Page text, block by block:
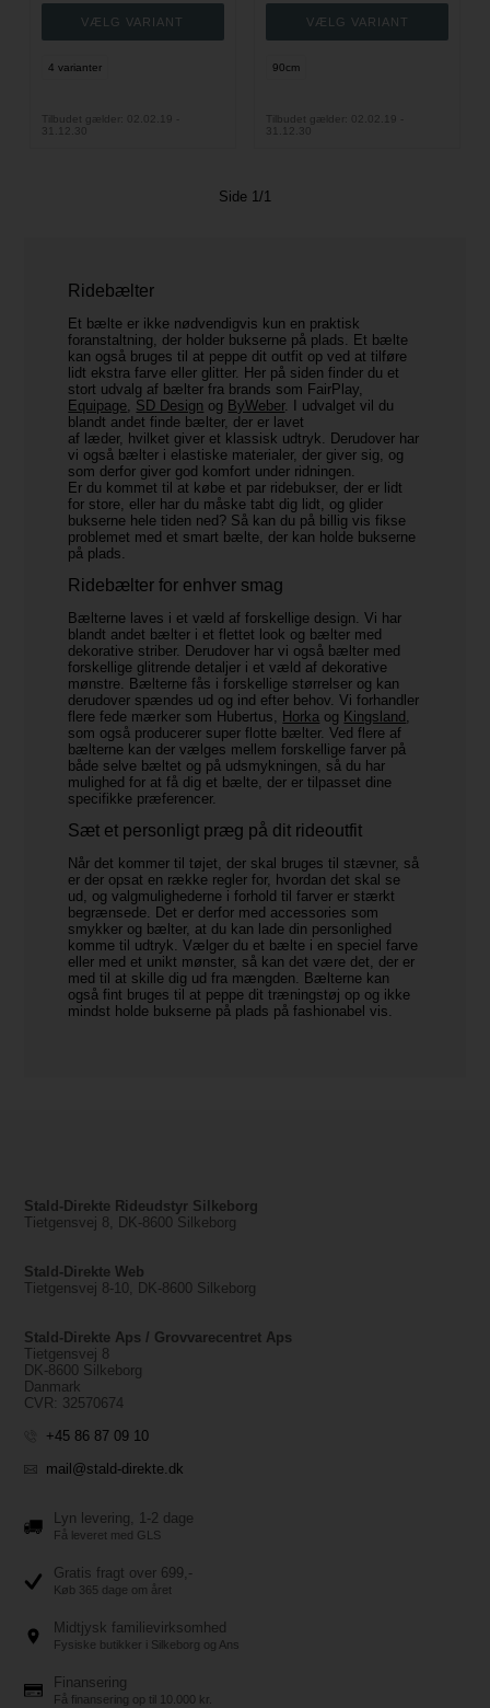
4 varianter
Tilbudet gælder: 02.02.19 -
31.12.30
90cm
Tilbudet gælder: 02.02.19 -
31.12.30
Side 1/1
Ridebælter
Et bælte er ikke nødvendigvis kun en praktisk
foranstaltning, der holder bukserne på plads. Et bælte
kan også bruges til at peppe dit outfit op ved at tilføre
lidt ekstra farve eller glitter. Her på siden finder du et
stort udvalg af bælter fra brands som FairPlay,
Equipage, SD Design og ByWeber. I udvalget vil du
blandt andet finde bælter, der er lavet
af læder, hvilket giver et klassisk udtryk. Derudover har
vi også bælter i elastiske materialer, der giver sig, og
som derfor giver god komfort under ridningen.
Er du kommet til at købe et par ridebukser, der er lidt
for store, eller har du måske tabt dig lidt, og glider
bukserne hele tiden ned? Så kan du på billig vis fikse
problemet med et smart bælte, der kan holde bukserne
på plads.
Ridebælter for enhver smag
Bælterne laves i et væld af forskellige design. Vi har
blandt andet bælter i et flettet look og bælter med
dekorative striber. Derudover har vi også bælter med
forskellige glitrende detaljer i et væld af dekorative
mønstre. Bælterne fås i forskellige størrelser og kan
derudover spændes ud og ind efter behov. Vi forhandler
flere fede mærker som Hubertus, Horka og Kingsland ,
som også producerer super flotte bælter. Ved flere af
bælterne kan der vælges mellem forskellige farver på
både selve bæltet og på udsmykningen, så du har
mulighed for at få dig et bælte, der er tilpasset dine
specifikke præferencer.
Sæt et personligt præg på dit rideoutfit
Når det kommer til tøjet, der skal bruges til stævner, så
er der opsat en række regler for, hvordan det skal se
ud, og valgmulighederne i forhold til farver er stærkt
begrænsede. Det er derfor med accessories som
smykker og bælter, at du kan lade din personlighed
komme til udtryk. Vælger du et bælte i en speciel farve
eller med et unikt mønster, så kan det være det, der er
med til at skille dig ud fra mængden. Bælterne kan
også fint bruges til at peppe dit træningstøj op og ikke
mindst holde bukserne på plads på fashionabel vis.
Stald-Direkte Rideudstyr Silkeborg
Tietgensvej 8, DK-8600 Silkeborg
Stald-Direkte Web
Tietgensvej 8-10, DK-8600 Silkeborg
Stald-Direkte Aps / Grovvarecentret Aps
Tietgensvej 8
DK-8600 Silkeborg
Danmark
CVR: 32570674
+45 86 87 09 10
mail@stald-direkte.dk
Lyn levering, 1-2 dage
Få leveret med GLS
Gratis fragt over 699,-
Køb 365 dage om året
Midtjysk familievirksomhed
Fysiske butikker i Silkeborg og Ans
Finansering
Få finansering op til 10.000 kr.